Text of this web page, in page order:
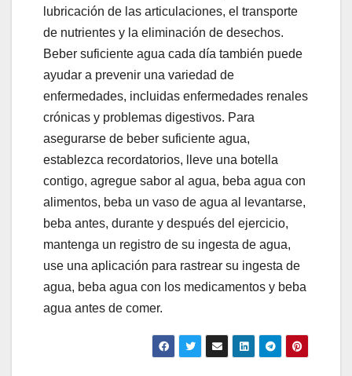
lubricación de las articulaciones, el transporte
de nutrientes y la eliminación de desechos.
Beber suficiente agua cada día también puede
ayudar a prevenir una variedad de
enfermedades, incluidas enfermedades renales
crónicas y problemas digestivos. Para
asegurarse de beber suficiente agua,
establezca recordatorios, lleve una botella
contigo, agregue sabor al agua, beba agua con
alimentos, beba un vaso de agua al levantarse,
beba antes, durante y después del ejercicio,
mantenga un registro de su ingesta de agua,
use una aplicación para rastrear su ingesta de
agua, beba agua con los medicamentos y beba
agua antes de comer.